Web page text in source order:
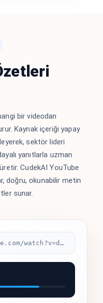
bir videodan
Kaynak içeriği yapay
sektör lideri
yanıtlarla uzman
CudekAI YouTube
doğru, okunabilir metin
sunar.
https://www.youtube.com/watch?v=dQw4w9WgXcQ